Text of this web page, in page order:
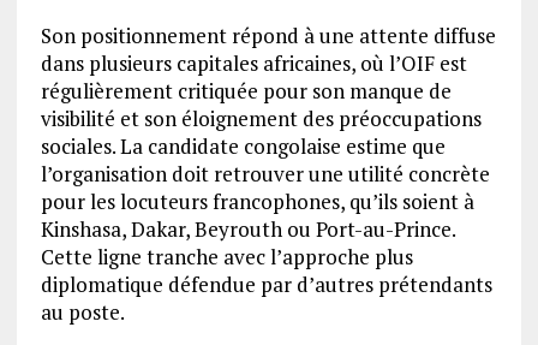
Son positionnement répond à une attente diffuse
dans plusieurs capitales africaines, où l’OIF est
régulièrement critiquée pour son manque de
visibilité et son éloignement des préoccupations
sociales. La candidate congolaise estime que
l’organisation doit retrouver une utilité concrète
pour les locuteurs francophones, qu’ils soient à
Kinshasa, Dakar, Beyrouth ou Port-au-Prince.
Cette ligne tranche avec l’approche plus
diplomatique défendue par d’autres prétendants
au poste.